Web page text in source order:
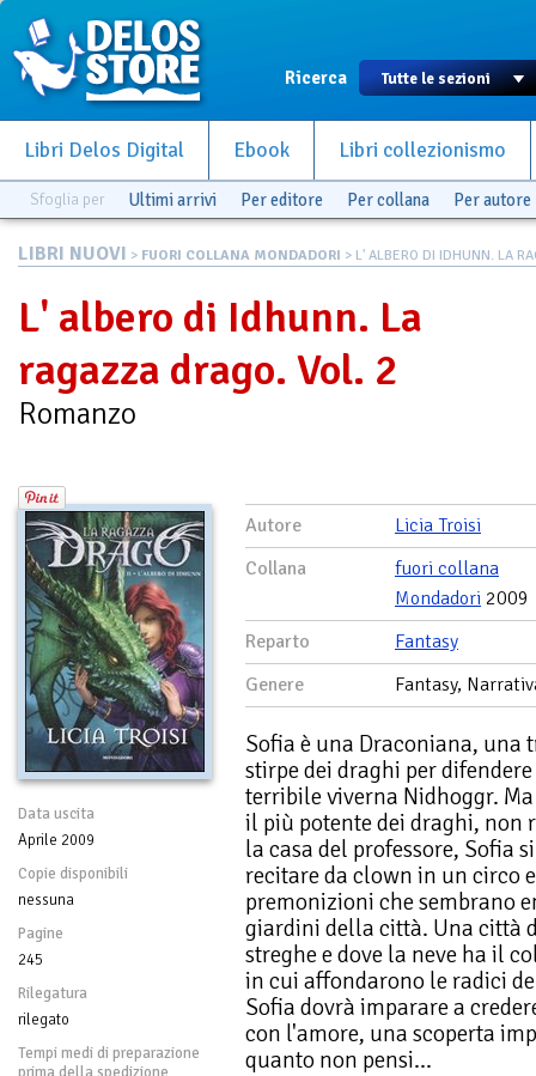
Ricerca
Libri Delos Digital Ebook Libri collezionismo
Sfoglia per Ultimi arrivi Per editore Per collana Per autore
LIBRI NUOVI > FUORI COLLANA MONDADORI > L' ALBERO DI IDHUNN. LA
L' albero di Idhunn. La
ragazza drago. Vol. 2
Romanzo
Data uscita
Aprile 2009
Copie disponibili
nessuna
Pagine
245
Rilegatura
rilegato
Tempi medi di preparazione
Autore
Licia Troisi
Collana
fuori collana
Mondadori 2009
Reparto
Fantasy
Genere
Fantasy,
Sofia è una Draconiana,
stirpe dei draghi per
terribile viverna Nidhoggr.
il più potente dei draghi, non
la casa del professore, Sofia
recitare da clown in un circo
premonizioni che sembrano
giardini della città. Una città
streghe e dove la neve ha il
in cui affondarono le radici
Sofia dovrà imparare a
con l'amore, una scoperta
quanto non pensi...